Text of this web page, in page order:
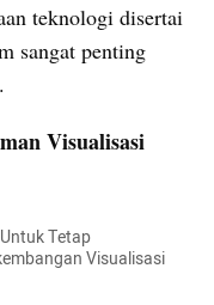
teknologi disertai
sangat penting
Visualisasi
Tetap
Visualisasi